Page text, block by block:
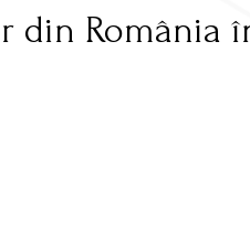
din România